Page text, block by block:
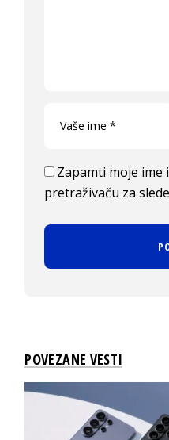
Zapamti moje ime
pretraživaču za
POVEZANE VESTI